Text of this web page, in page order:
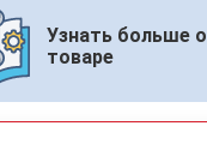
Узнать больше о
товаре